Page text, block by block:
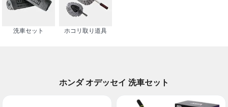
洗車セット ホコリ取り道具
ホンダ オデッセイ 洗車セット